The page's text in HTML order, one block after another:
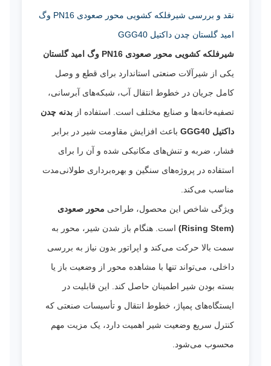
نقد و بررسی شیرفلکه کشویی محور صعودی PN16 وگ
امید گلستان چدن داکتیل GGG40
شیرفلکه کشویی محور صعودی PN16 وگ امید گلستان
یکی از شیرآلات صنعتی استاندارد برای قطع و وصل
کامل جریان در خطوط انتقال آب، شبکه‌های آبرسانی،
تصفیه‌خانه‌ها و صنایع مختلف است. استفاده از بدنه چدن
داکتیل GGG40
باعث افزایش مقاومت شیر در برابر
فشار، ضربه و تنش‌های مکانیکی شده و آن را برای
استفاده در پروژه‌های سنگین و بهره‌برداری طولانی‌مدت
مناسب می‌کند.
ویژگی شاخص این محصول، طراحی محور صعودی
(Rising Stem)
است. هنگام باز شدن شیر، محور به
سمت بالا حرکت می‌کند و اپراتور بدون نیاز به بررسی
داخلی، می‌تواند تنها با مشاهده محور از وضعیت باز یا
بسته بودن شیر اطمینان حاصل کند. این قابلیت در
ایستگاه‌های پمپاژ، خطوط انتقال و تأسیسات صنعتی که
کنترل سریع وضعیت شیر اهمیت دارد، یک مزیت مهم
محسوب می‌شود.